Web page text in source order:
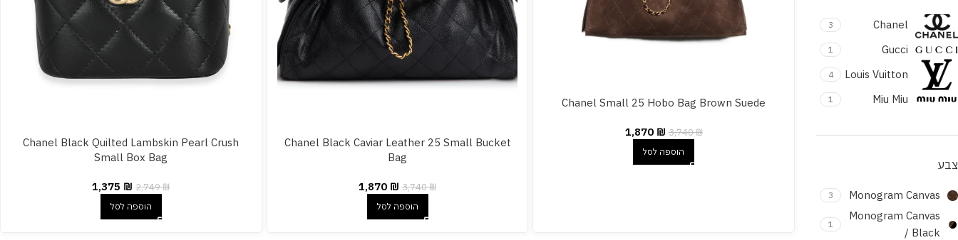
Chanel
3
Gucci
1
Louis Vuitton
4
Miu Miu
1
צבע
Monogram Canvas
3
Monogram Canvas
/ Black
1
Chanel Small 25 Hobo Bag Brown Suede
3,740₪
1,870 ₪
הוספה לסל
Chanel Black Caviar Leather 25 Small Bucket
Bag
3,740₪
1,870 ₪
הוספה לסל
Chanel Black Quilted Lambskin Pearl Crush
Small Box Bag
2,749₪
1,375 ₪
הוספה לסל